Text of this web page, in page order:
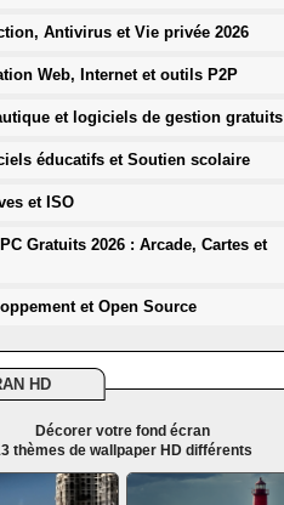
Antivirus et Vie privée 2026
Web, Internet et outils P2P
et logiciels de gestion gratuits
éducatifs et Soutien scolaire
et ISO
Gratuits 2026 : Arcade, Cartes et
et Open Source
HD
Décorer votre fond écran
thèmes de wallpaper HD différents